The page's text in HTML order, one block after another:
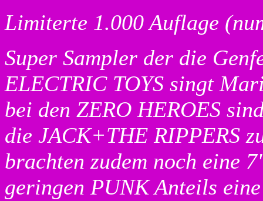
Limiterte 1.000 Auflage
Super Sampler der die
ELECTRIC TOYS singt
bei den ZERO HEROES
die JACK+THE RIPPERS
brachten zudem noch eine
geringen PUNK Anteils